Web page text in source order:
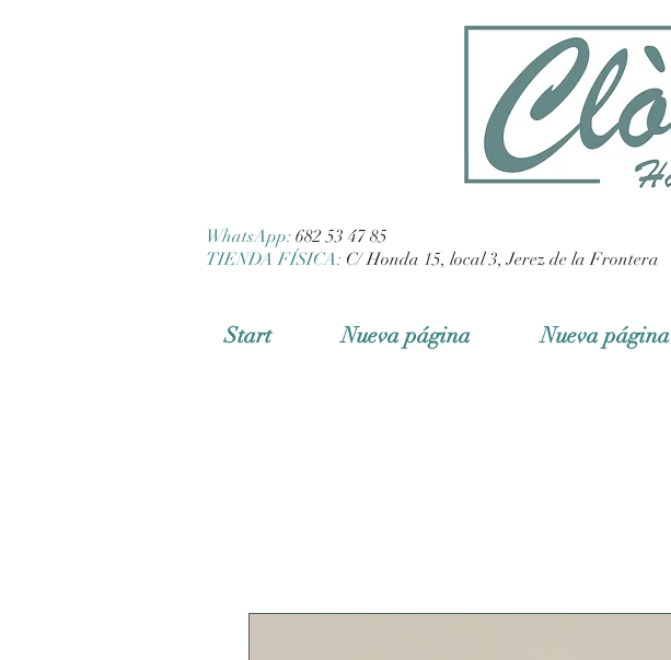
WhatsApp: 682 53 47 85
TIENDA FÍSICA: C/ Honda 15, local 3, Jerez de la Frontera
Start Nueva página Nueva página